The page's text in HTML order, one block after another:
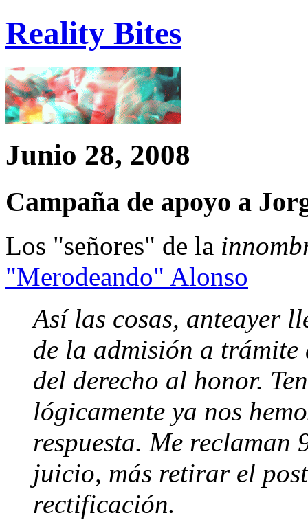
Reality Bites
Junio 28, 2008
Campaña de apoyo a
Los "señores" de la
"Merodeando" Alonso
Así las cosas, anteayer
de la admisión a trámite
del derecho al honor.
lógicamente ya nos
respuesta. Me reclaman
juicio, más retirar el
rectificación.